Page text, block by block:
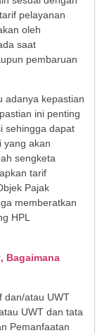
pelayanan
oleh
saat
pembaruan
adanya kepastian
ini penting
sehingga dapat
yang akan
sengketa
tarif
Pajak
memberatkan
HPL
Bagaimana
dan/atau UWT
UWT dan tata
Pemanfaatan